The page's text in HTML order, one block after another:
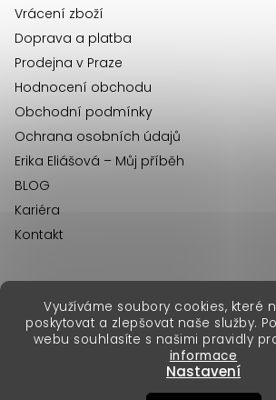
Využíváme soubory cookies, které
poskytovat a zlepšovat naše služby.
webu souhlasíte s našimi pravidly
informace
Nastavení
Vrácení zboží
Doprava a platba
Prodejna v Praze
Hodnocení obchodu
Obchodní podmínky
Ochrana osobních údajů
Erika Eliášová – Můj příběh
BLOG
Kariéra
Kontakt
Vytvořil Shoptet Premium
Copyright 2026Erika Fashion. Všechna
erikafashion.sk